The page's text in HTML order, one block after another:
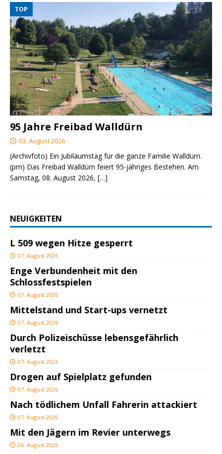
TOP
95 Jahre Freibad Walldürn
03. August 2026
(Archivfoto) Ein Jubiläumstag für die ganze Familie Walldürn.
(pm) Das Freibad Walldürn feiert 95-jähriges Bestehen. Am
Samstag, 08. August 2026, […]
NEUIGKEITEN
L 509 wegen Hitze gesperrt
07. August 2026
Enge Verbundenheit mit den
Schlossfestspielen
07. August 2026
Mittelstand und Start-ups vernetzt
07. August 2026
Durch Polizeischüsse lebensgefährlich
verletzt
07. August 2026
Drogen auf Spielplatz gefunden
07. August 2026
Nach tödlichem Unfall Fahrerin attackiert
07. August 2026
Mit den Jägern im Revier unterwegs
06. August 2026